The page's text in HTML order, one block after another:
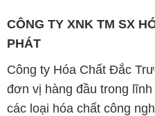
CÔNG TY XNK TM SX
PHÁT
Công ty Hóa Chất Đắc
đơn vị hàng đầu trong
các loại hóa chất công